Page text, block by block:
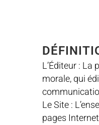
L’Éditeur : La
morale, qui
Le Site :
pages